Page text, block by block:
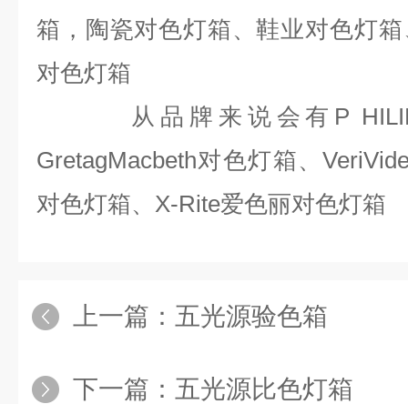
箱，陶瓷对色灯箱、鞋业对色灯
对色灯箱
从品牌来说会有P
GretagMacbeth对色灯箱、
对色灯箱、X-Rite爱色丽对色灯箱
上一篇： 五光源验色箱
下一篇： 五光源比色灯箱